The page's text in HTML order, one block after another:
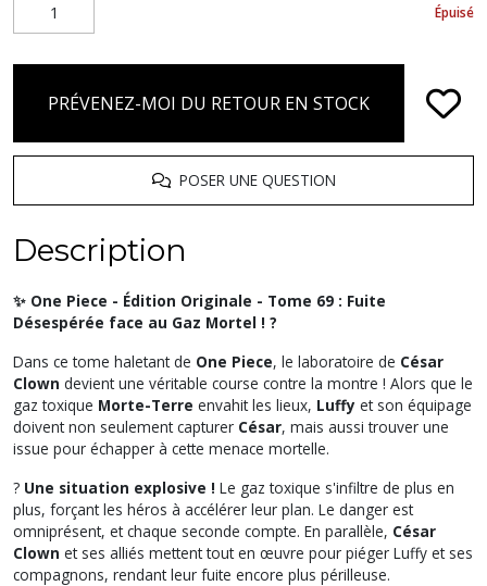
Épuisé
PRÉVENEZ-MOI DU RETOUR EN STOCK
POSER UNE QUESTION
Description
✨ One Piece - Édition Originale - Tome 69 : Fuite
Désespérée face au Gaz Mortel ! ?
Dans ce tome haletant de One Piece, le laboratoire de César
Clown devient une véritable course contre la montre ! Alors que le
gaz toxique Morte-Terre envahit les lieux, Luffy et son équipage
doivent non seulement capturer César, mais aussi trouver une
issue pour échapper à cette menace mortelle.
? Une situation explosive ! Le gaz toxique s'infiltre de plus en
plus, forçant les héros à accélérer leur plan. Le danger est
omniprésent, et chaque seconde compte. En parallèle, César
Clown et ses alliés mettent tout en œuvre pour piéger Luffy et ses
compagnons, rendant leur fuite encore plus périlleuse.